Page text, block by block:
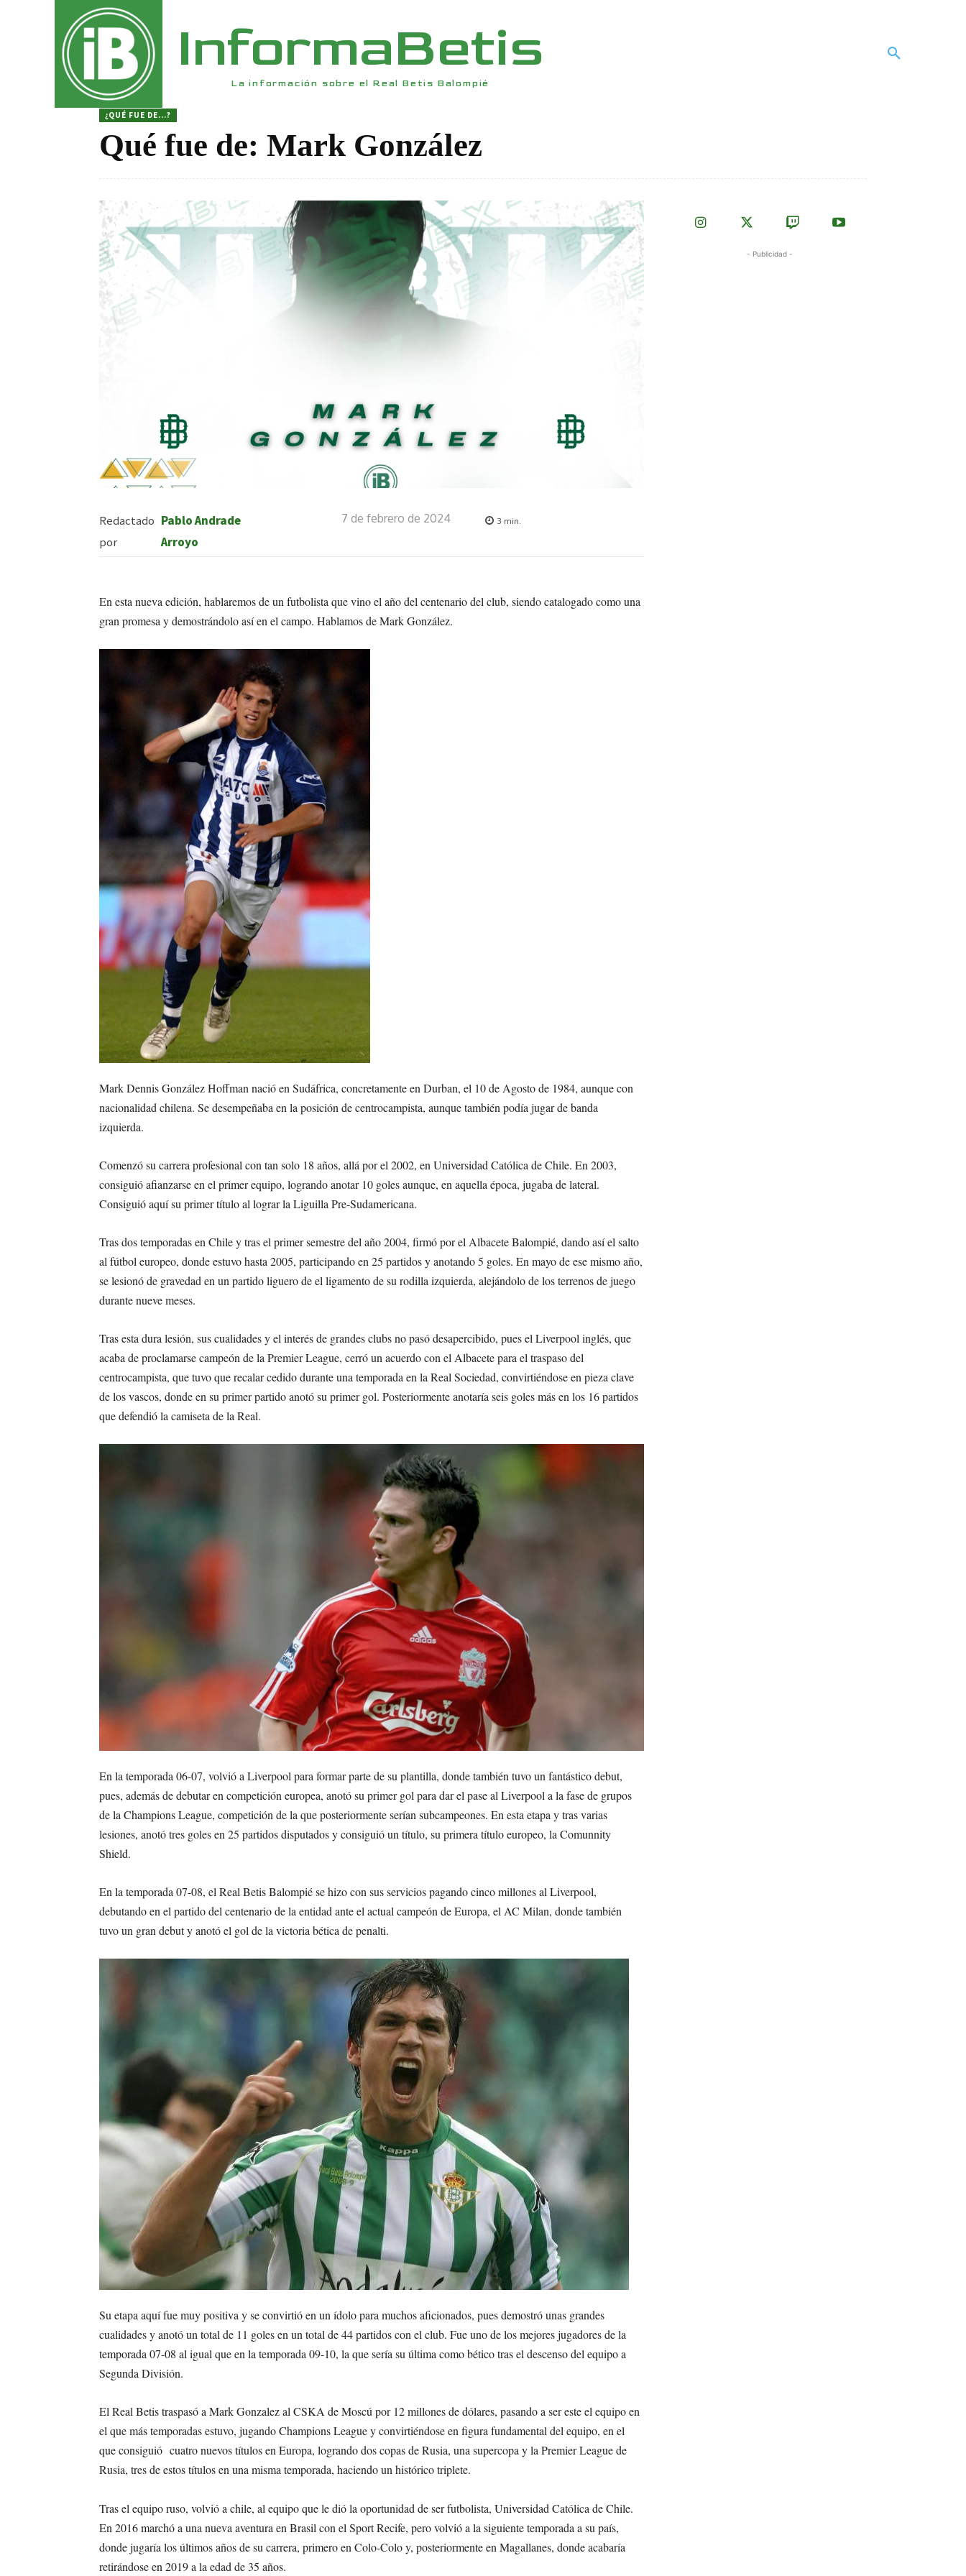
InformaBetis
La información sobre el Real Betis Balompié
¿QUÉ FUE DE...?
Qué fue de: Mark González
Redactado
por
Pablo Andrade
Arroyo
7 de febrero de 2024 3 min.
En esta nueva edición, hablaremos de un futbolista que vino el año del centenario del club, siendo catalogado como una
gran promesa y demostrándolo así en el campo. Hablamos de Mark González.
Mark Dennis González Hoffman nació en Sudáfrica, concretamente en Durban, el 10 de Agosto de 1984, aunque con
nacionalidad chilena. Se desempeñaba en la posición de centrocampista, aunque también podía jugar de banda
izquierda.
Comenzó su carrera profesional con tan solo 18 años, allá por el 2002, en Universidad Católica de Chile. En 2003,
consiguió afianzarse en el primer equipo, logrando anotar 10 goles aunque, en aquella época, jugaba de lateral.
Consiguió aquí su primer título al lograr la Liguilla Pre-Sudamericana.
Tras dos temporadas en Chile y tras el primer semestre del año 2004, firmó por el Albacete Balompié, dando así el salto
al fútbol europeo, donde estuvo hasta 2005, participando en 25 partidos y anotando 5 goles. En mayo de ese mismo año,
se lesionó de gravedad en un partido liguero de el ligamento de su rodilla izquierda, alejándolo de los terrenos de juego
durante nueve meses.
Tras esta dura lesión, sus cualidades y el interés de grandes clubs no pasó desapercibido, pues el Liverpool inglés, que
acaba de proclamarse campeón de la Premier League, cerró un acuerdo con el Albacete para el traspaso del
centrocampista, que tuvo que recalar cedido durante una temporada en la Real Sociedad, convirtiéndose en pieza clave
de los vascos, donde en su primer partido anotó su primer gol. Posteriormente anotaría seis goles más en los 16 partidos
que defendió la camiseta de la Real.
En la temporada 06-07, volvió a Liverpool para formar parte de su plantilla, donde también tuvo un fantástico debut,
pues, además de debutar en competición europea, anotó su primer gol para dar el pase al Liverpool a la fase de grupos
de la Champions League, competición de la que posteriormente serían subcampeones. En esta etapa y tras varias
lesiones, anotó tres goles en 25 partidos disputados y consiguió un título, su primera título europeo, la Comunnity
Shield.
En la temporada 07-08, el Real Betis Balompié se hizo con sus servicios pagando cinco millones al Liverpool,
debutando en el partido del centenario de la entidad ante el actual campeón de Europa, el AC Milan, donde también
tuvo un gran debut y anotó el gol de la victoria bética de penalti.
Su etapa aquí fue muy positiva y se convirtió en un ídolo para muchos aficionados, pues demostró unas grandes
cualidades y anotó un total de 11 goles en un total de 44 partidos con el club. Fue uno de los mejores jugadores de la
temporada 07-08 al igual que en la temporada 09-10, la que sería su última como bético tras el descenso del equipo a
Segunda División.
El Real Betis traspasó a Mark Gonzalez al CSKA de Moscú por 12 millones de dólares, pasando a ser este el equipo en
el que más temporadas estuvo, jugando Champions League y convirtiéndose en figura fundamental del equipo, en el
que consiguió cuatro nuevos títulos en Europa, logrando dos copas de Rusia, una supercopa y la Premier League de
Rusia, tres de estos títulos en una misma temporada, haciendo un histórico triplete.
Tras el equipo ruso, volvió a chile, al equipo que le dió la oportunidad de ser futbolista, Universidad Católica de Chile.
En 2016 marchó a una nueva aventura en Brasil con el Sport Recife, pero volvió a la siguiente temporada a su país,
donde jugaría los últimos años de su carrera, primero en Colo-Colo y, posteriormente en Magallanes, donde acabaría
retirándose en 2019 a la edad de 35 años.
- Publicidad -